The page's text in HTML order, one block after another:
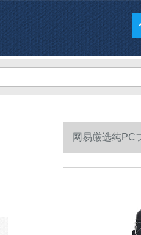
网易厳选纯PC
スポーツスポー
スポーツスポー
センター112リ